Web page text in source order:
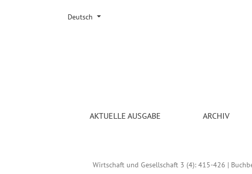
Politische Ökonomie oder verwissenschaftlichte
AKTUELLE AUSGABE ARCHIV
Sprache ändern. Die ausgewählte Sprache ist:
Deutsch
Wirtschaft und Gesellschaft 3 (4): 415-426 |